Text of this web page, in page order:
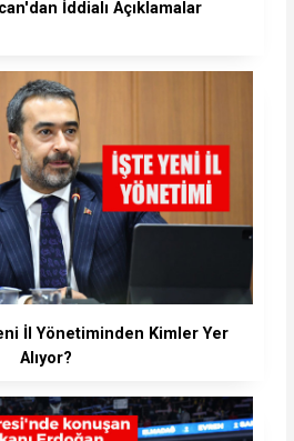
İddialı Açıklamalar
İl Yönetiminden Kimler Yer
Alıyor?